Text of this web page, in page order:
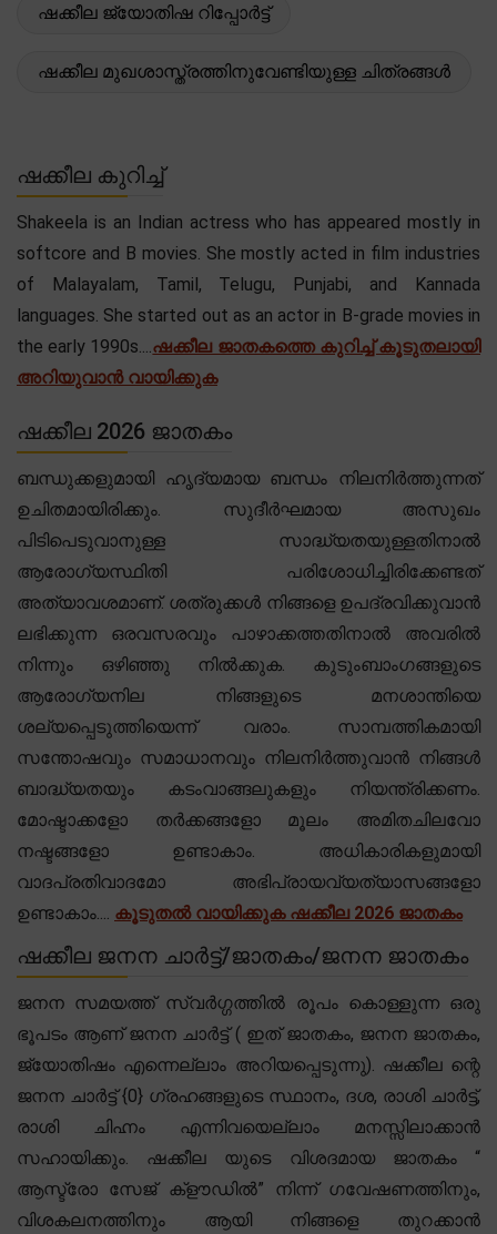
ഷക്കീല ജ്യോതിഷ റിപ്പോർട്ട്
ഷക്കീല മുഖശാസ്ത്രത്തിനുവേണ്ടിയുള്ള ചിത്രങ്ങൾ
ഷക്കീല കുറിച്ച്
Shakeela is an Indian actress who has appeared mostly in
softcore and B movies. She mostly acted in film industries
of Malayalam, Tamil, Telugu, Punjabi, and Kannada
languages. She started out as an actor in B-grade movies in
the early 1990s....ഷക്കീല ജാതകത്തെ കുറിച്ച് കൂടുതലായി
അറിയുവാൻ വായിക്കുക
ഷക്കീല 2026 ജാതകം
ബന്ധുക്കളുമായി ഹൃദ്യമായ ബന്ധം നിലനിർത്തുന്നത്
ഉചിതമായിരിക്കും. സുദീർഘമായ അസുഖം
പിടിപെടുവാനുള്ള സാദ്ധ്യതയുള്ളതിനാൽ
ആരോഗ്യസ്ഥിതി പരിശോധിച്ചിരിക്കേണ്ടത്
അത്യാവശമാണ്. ശത്രുക്കൾ നിങ്ങളെ ഉപദ്രവിക്കുവാൻ
ലഭിക്കുന്ന ഒരവസരവും പാഴാക്കത്തതിനാൽ അവരിൽ
നിന്നും ഒഴിഞ്ഞു നിൽക്കുക. കുടുംബാംഗങ്ങളുടെ
ആരോഗ്യനില നിങ്ങളുടെ മനശാന്തിയെ
ശല്യപ്പെടുത്തിയെന്ന് വരാം. സാമ്പത്തികമായി
സന്തോഷവും സമാധാനവും നിലനിർത്തുവാൻ നിങ്ങൾ
ബാദ്ധ്യതയും കടംവാങ്ങലുകളും നിയന്ത്രിക്കണം.
മോഷ്ടാക്കളോ തർക്കങ്ങളോ മൂലം അമിതചിലവോ
നഷ്ടങ്ങളോ ഉണ്ടാകാം. അധികാരികളുമായി
വാദപ്രതിവാദമോ അഭിപ്രായവ്യത്യാസങ്ങളോ
ഉണ്ടാകാം.... കൂടുതൽ വായിക്കുക ഷക്കീല 2026 ജാതകം
ഷക്കീല ജനന ചാർട്ട്/ജാതകം/ജനന ജാതകം
ജനന സമയത്ത് സ്വർഗ്ഗത്തിൽ രൂപം കൊള്ളുന്ന ഒരു
ഭൂപടം ആണ് ജനന ചാർട്ട് ( ഇത് ജാതകം, ജനന ജാതകം,
ജ്യോതിഷം എന്നെല്ലാം അറിയപ്പെടുന്നു). ഷക്കീല ന്റെ
ജനന ചാർട്ട് {0} ഗ്രഹങ്ങളുടെ സ്ഥാനം, ദശ, രാശി ചാർട്ട്,
രാശി ചിഹ്നം എന്നിവയെല്ലാം മനസ്സിലാക്കാൻ
സഹായിക്കും. ഷക്കീല യുടെ വിശദമായ ജാതകം “
ആസ്ട്രോ സേജ് ക്‌ളൗഡിൽ” നിന്ന് ഗവേഷണത്തിനും,
വിശകലനത്തിനും ആയി നിങ്ങളെ തുറക്കാൻ